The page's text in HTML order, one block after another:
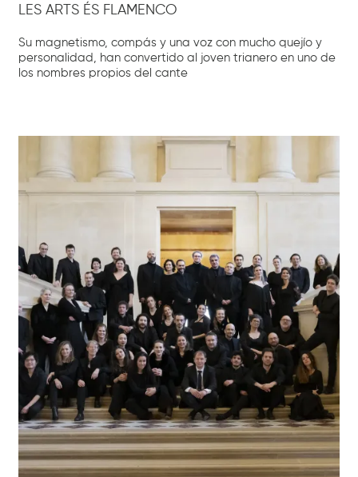
LES ARTS ÉS FLAMENCO
Su magnetismo, compás y una voz con mucho quejío y
personalidad, han convertido al joven trianero en uno de
los nombres propios del cante